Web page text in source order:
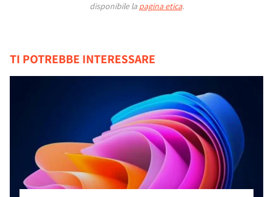
disponibile la pagina etica.
TI POTREBBE INTERESSARE